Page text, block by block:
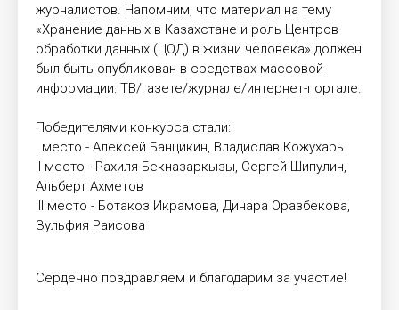
журналистов. Напомним, что материал на тему
«Хранение данных в Казахстане и роль Центров
обработки данных (ЦОД) в жизни человека» должен
был быть опубликован в средствах массовой
информации: ТВ/газете/журнале/интернет-портале.
Победителями конкурса стали:
I место - Алексей Банцикин, Владислав Кожухарь
II место - Рахиля Бекназаркызы, Сергей Шипулин,
Альберт Ахметов
III место - Ботакоз Икрамова, Динара Оразбекова,
Зульфия Раисова
Сердечно поздравляем и благодарим за участие!